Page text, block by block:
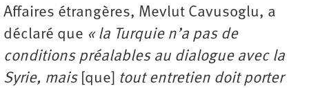
Affaires étrangères, Mevlut Cavusoglu, a
déclaré que « la Turquie n’a pas de
conditions préalables au dialogue avec la
Syrie, mais [que] tout entretien doit porter